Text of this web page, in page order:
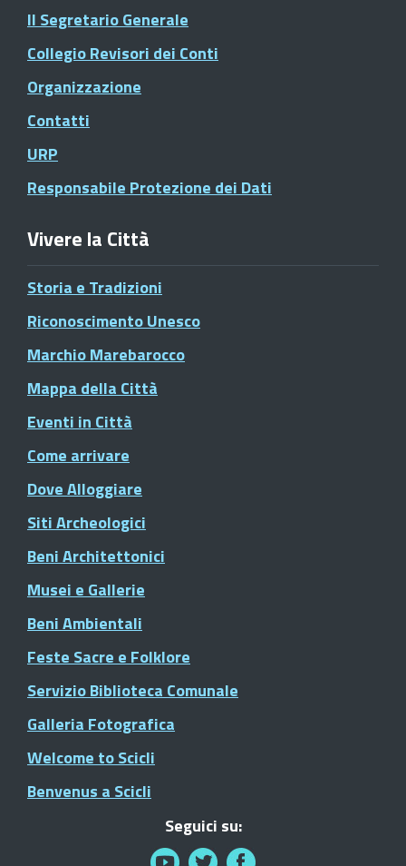
Il Segretario Generale
Collegio Revisori dei Conti
Organizzazione
Contatti
URP
Responsabile Protezione dei Dati
Vivere la Città
Storia e Tradizioni
Riconoscimento Unesco
Marchio Marebarocco
Mappa della Città
Eventi in Città
Come arrivare
Dove Alloggiare
Siti Archeologici
Beni Architettonici
Musei e Gallerie
Beni Ambientali
Feste Sacre e Folklore
Servizio Biblioteca Comunale
Galleria Fotografica
Welcome to Scicli
Benvenus a Scicli
Seguici su: